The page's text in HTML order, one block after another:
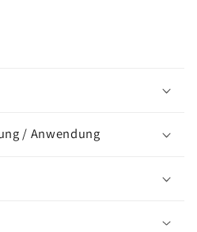
/ Anwendung